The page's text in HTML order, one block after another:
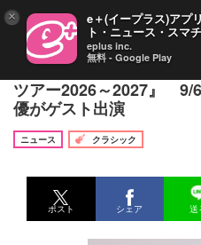
『高嶋ちさ子 12人のヴ
ツアー2026～2027』 9/
優がゲスト出演
ニュース
クラシック
ポスト シェア 送
× e＋(イープラス)アプ
ト・ニュース・スマ
eplus inc.
無料 - Google Play